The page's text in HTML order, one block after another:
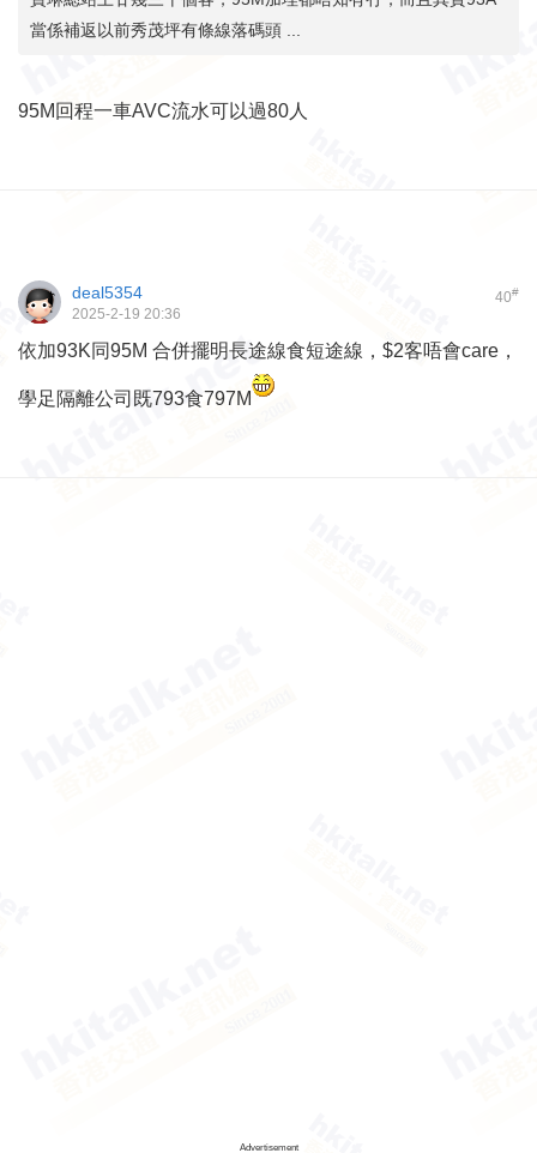
當係補返以前秀茂坪有條線落碼頭 ...
95M回程一車AVC流水可以過80人
40#
deal5354
2025-2-19 20:36
依加93K同95M 合併擺明長途線食短途線，$2客唔會care，
學足隔離公司既793食797M
Advertisement